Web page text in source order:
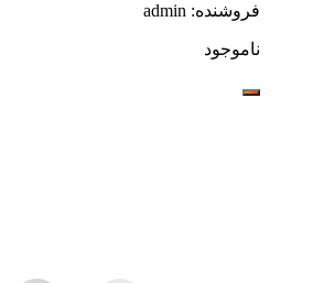
فروشنده: admin
ناموجود